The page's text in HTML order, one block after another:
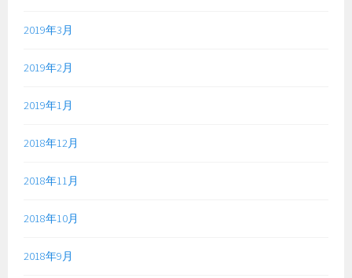
2019年3月
2019年2月
2019年1月
2018年12月
2018年11月
2018年10月
2018年9月